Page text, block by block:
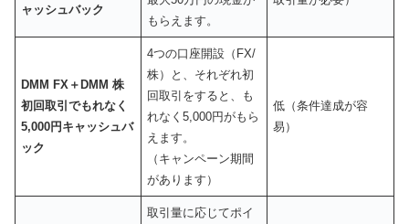
ャッシュバック
もらえます。
DMM FX＋DMM 株
初回取引でもれなく
5,000円キャッシュバ
ック
4つの口座開設（FX/
株）と、それぞれ初
回取引をすると、も
れなく5,000円がもら
えます。
（キャンペーン期間
があります）
低（条件達成が容
易）
取引量に応じてポイ